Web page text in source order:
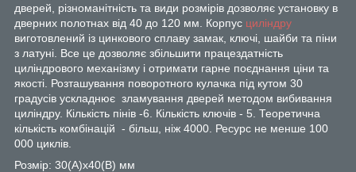
дверей, різноманітність та види розмірів дозволяє установку в
дверних полотнах від 40 до 120 мм. Корпус циліндру
виготовлений із цинкового сплаву замак, ключі, шайби та піни
з латуні. Все це дозволяє збільшити працездатність
циліндрового механізму і отримати гарне поєднання ціни та
якості. Розташування поворотного кулачка під кутом 30
градусів ускладнює зламування дверей методом вибивання
циліндру. Кількість пінів -6. Кількість ключів - 5. Теоретична
кількість комбінацій - більш, ніж 4000. Ресурс не менше 100
000 циклів.
Розмір: 30(А)х40(В) мм